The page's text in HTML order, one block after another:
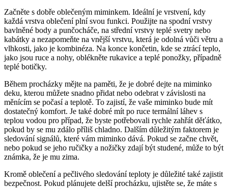
Začněte s dobře oblečeným miminkem. Ideální je vrstvení, kdy
každá vrstva oblečení plní svou funkci. Použijte na spodní vrstvy
bavlněné body a punčocháče, na střední vrstvy teplé svetry nebo
kabátky a nezapomeňte na vnější vrstvu, která je odolná vůči větru a
vlhkosti, jako je kombinéza. Na konce končetin, kde se ztrácí teplo,
jako jsou ruce a nohy, oblékněte rukavice a teplé ponožky, případně
teplé botičky.
Během procházky mějte na paměti, že je dobré dejte na miminko
deku, kterou můžete snadno přidat nebo odebrat v závislosti na
měnícím se počasí a teplotě. To zajistí, že vaše miminko bude mít
dostatečný komfort. Je také dobré mít po ruce termální láhev s
teplou vodou pro případ, že byste potřebovali rychle zahřát děťátko,
pokud by se mu zdálo příliš chladno. Dalším důležitým faktorem je
sledování signálů, které vám miminko dává. Pokud se začne chvět,
nebo pokud se jeho ručičky a nožičky zdají být studené, může to být
známka, že je mu zima.
Kromě oblečení a pečlivého sledování teploty je důležité také zajistit
bezpečnost. Pokud plánujete delší procházku, ujistěte se, že máte s